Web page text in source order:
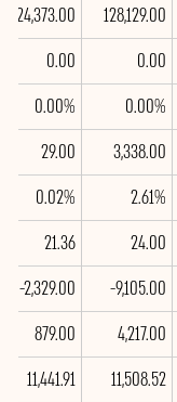
128,129.00
124,373.00
0.00
0.00
0.00%
0.00%
3,338.00
29.00
2.61%
0.02%
24.00
21.36
-9,105.00
-2,329.00
4,217.00
879.00
11,508.52
11,441.91